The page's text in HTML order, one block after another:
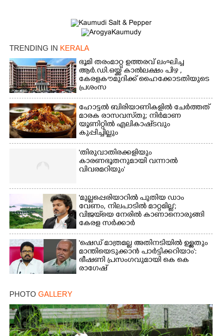
TRENDING IN KERALA
ഭൂമി തരംമാറ്റ ഉത്തരവ് ലംഘിച്ച
ആർ.ഡി.ഒയ്ക്ക് കാൽലക്ഷം പിഴ ,​
കേരളകൗമുദിക്ക് ഹൈക്കോടതിയുടെ
പ്രശംസ
ഹോട്ടൽ ബിരിയാണികളിൽ ചേർത്തത്
മാരക രാസവസ്‌തു; നിർമാണ
യൂണിറ്റിൽ എലികാഷ്‌ടവും
കുപ്പിച്ചില്ലും
'തിരുവാതിരക്കളിയും
കാരണഭൂതനുമായി വന്നാൽ
വിവരമറിയും '
'മുല്ലപ്പെരിയാറിൽ പുതിയ ഡാം
വേണം, നിലപാടിൽ മാറ്റമില്ല';
വിജയ്‌യെ നേരിൽ കാണാനൊരുങ്ങി
കേരള സർക്കാർ
'ഷെഡ് മാത്രമല്ല അതിനടിയിൽ ഉള്ളതും
മാന്തിയെടുക്കാൻ പാർട്ടിക്കറിയാം':
ഭീഷണി പ്രസംഗവുമായി കെ കെ
രാഗേഷ്
PHOTO GALLERY